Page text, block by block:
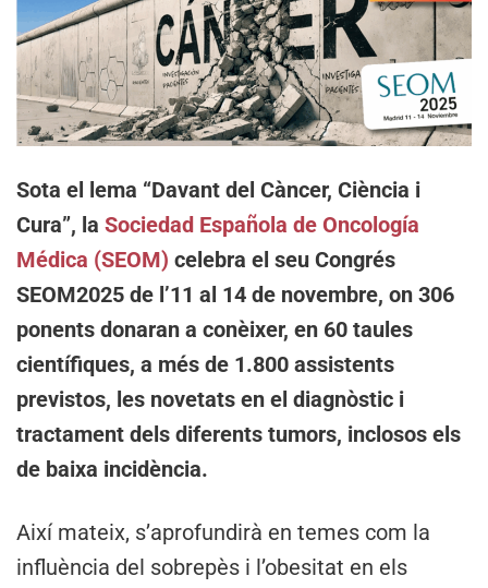
Sota el lema “Davant del Càncer, Ciència i
Cura”, la Sociedad Española de Oncología
Médica (SEOM) celebra el seu Congrés
SEOM2025 de l’11 al 14 de novembre, on 306
ponents donaran a conèixer, en 60 taules
científiques, a més de 1.800 assistents
previstos, les novetats en el diagnòstic i
tractament dels diferents tumors, inclosos els
de baixa incidència.
Així mateix, s’aprofundirà en temes com la
influència del sobrepès i l’obesitat en els